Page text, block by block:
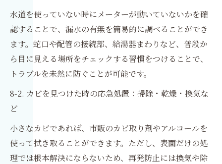
水道を使っていない時にメーターが動いていないかを確
認することで、漏水の有無を簡易的に調べることができ
ます。蛇口や配管の接続部、給湯器まわりなど、普段か
ら目に見える場所をチェックする習慣をつけることで、
トラブルを未然に防ぐことが可能です。
8-2. カビを見つけた時の応急処置：掃除・乾燥・換気な
ど
小さなカビであれば、市販のカビ取り剤やアルコールを
使って拭き取ることができます。ただし、表面だけの処
理では根本解決にならないため、再発防止には換気や除